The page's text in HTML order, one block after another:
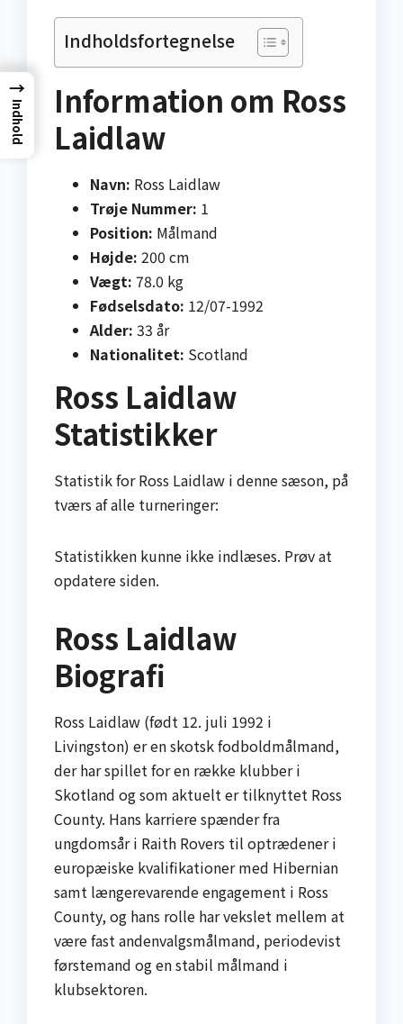
Indholdsfortegnelse
Information om Ross
Laidlaw
Navn: Ross Laidlaw
Trøje Nummer: 1
Position: Målmand
Højde: 200 cm
Vægt: 78.0 kg
Fødselsdato: 12/07-1992
Alder: 33 år
Nationalitet: Scotland
Ross Laidlaw
Statistikker
Statistik for Ross Laidlaw i denne sæson, på
tværs af alle turneringer:
Statistikken kunne ikke indlæses. Prøv at
opdatere siden.
Ross Laidlaw
Biografi
Ross Laidlaw (født 12. juli 1992 i
Livingston) er en skotsk fodboldmålmand,
der har spillet for en række klubber i
Skotland og som aktuelt er tilknyttet Ross
County. Hans karriere spænder fra
ungdomsår i Raith Rovers til optrædener i
europæiske kvalifikationer med Hibernian
samt længerevarende engagement i Ross
County, og hans rolle har vekslet mellem at
være fast andenvalgsmålmand, periodevist
førstemand og en stabil målmand i
klubsektoren.
→
Indhold